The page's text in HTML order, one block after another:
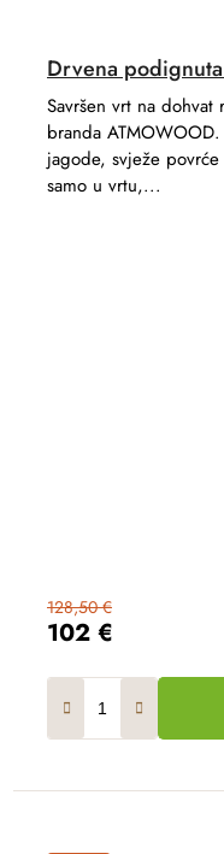
Drvena
102 €
128,50 €
Savršen vrt na
branda
jagode, svježe
samo u vrtu,...